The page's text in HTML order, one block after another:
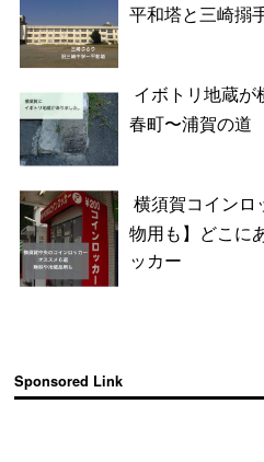
平和塔と三崎搦
イボトリ地蔵が
春町〜浦賀の道
横須賀コインロ
物用も】どこに
ッカー
Sponsored Link